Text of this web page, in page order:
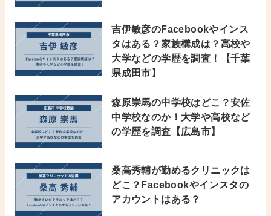
吉伊敏彦のFacebookやインス
タはある？家族構成は？高校や
大学などの学歴を調査！【千葉
県成田市】
森原崇馬の中学校はどこ？安佐
中学校なのか！大学や高校など
の学歴を調査【広島市】
桑高秀輔が勤めるクリニックは
どこ？Facebookやインスタの
アカウントはある？